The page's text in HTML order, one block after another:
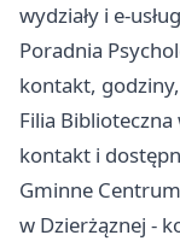
wydziały i e-
Poradnia
kontakt,
Filia Biblioteczna
kontakt i
Gminne
w Dzierżąznej -